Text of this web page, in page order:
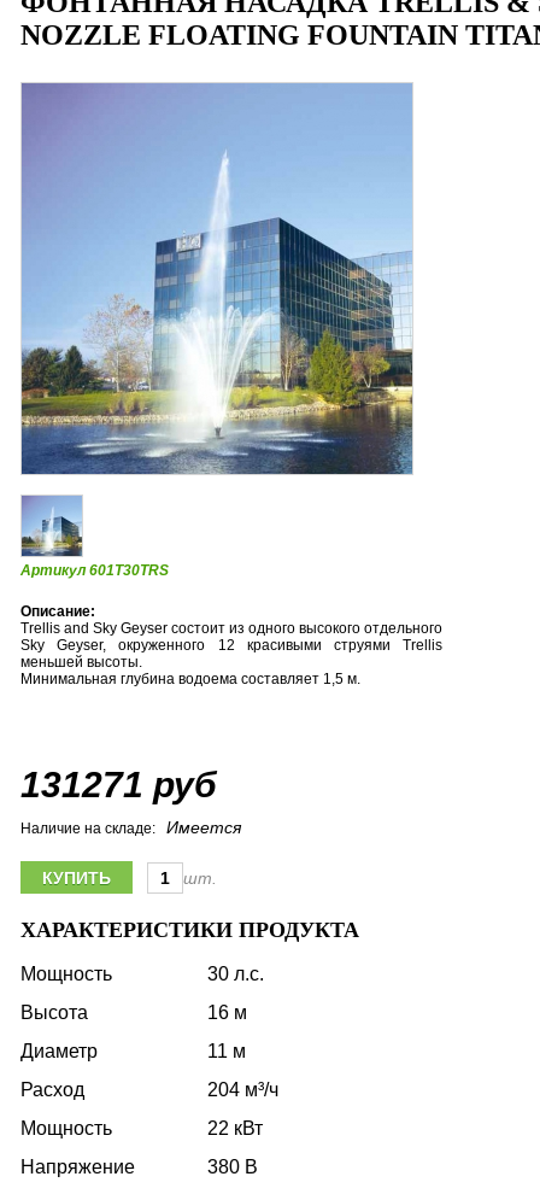
NOZZLE FLOATING FOUNTAIN
Артикул 601T30TRS
Описание:
Trellis and Sky Geyser состоит из одного высокого отдельного
Sky Geyser, окруженного 12 красивыми струями Trellis
меньшей высоты.
Минимальная глубина водоема составляет 1,5 м.
131271 руб
Наличие на складе: Имеется
шт.
ХАРАКТЕРИСТИКИ ПРОДУКТА
Мощность
30 л.с.
Высота
16 м
Диаметр
11 м
Расход
204 м³/ч
Мощность
22 кВт
Напряжение
380 В